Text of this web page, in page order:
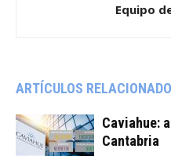
Equipo
ARTÍCULOS
Caviahue:
Cantabria